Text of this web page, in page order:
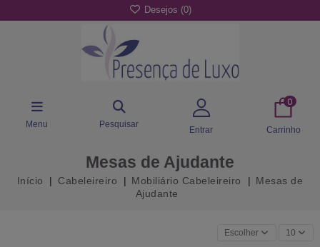
Desejos (0)
Menu Pesquisar
Entrar
0
Carrinho
Mesas de Ajudante
Início Cabeleireiro Mobiliário Cabeleireiro
Mesas de
Ajudante
Escolher 10